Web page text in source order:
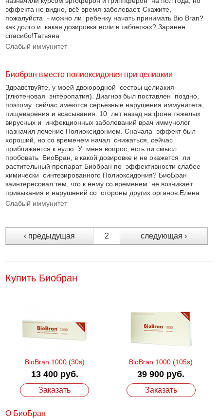
эффекта не видно, всё время заболевает. Скажите,
пожалуйста - можно ли ребенку начать принимать Bio Bran?
как долго и какая дозировка если в таблетках? Заранее
спасибо!Татьяна
Слабый иммунитет
Биобран вместо полиоксидония при целиакии
Здравствуйте, у моей двоюродной сестры целиакия
(глютеновая энтеропатия). Диагноз был поставлен поздно,
поэтому сейчас имеются серьезные нарушения иммунитета,
пищеварения и всасывания. 10 лет назад на фоне тяжелых
вирусных и инфекционных заболеваний врач иммунолог
назначил лечение Полиоксидонием. Сначала эффект был
хороший, но со временем начал снижаться, сейчас
приближается к нулю. У меня вопрос, есть ли смысл
пробовать БиоБран, в какой дозировке и не окажется ли
растительный препарат Биобран по эффективности слабее
химически синтезированного Полиоксидония? БиоБран
заинтересовал тем, что к нему со временем не возникает
привыкания и нарушений со стороны других органов.Елена
Слабый иммунитет
‹ предыдущая 2 следующая ›
Купить Биобран
BioBran 1000 (30s)
13 400 руб.
Заказать
BioBran 1000 (105s)
39 900 руб.
Заказать
О БиоБран